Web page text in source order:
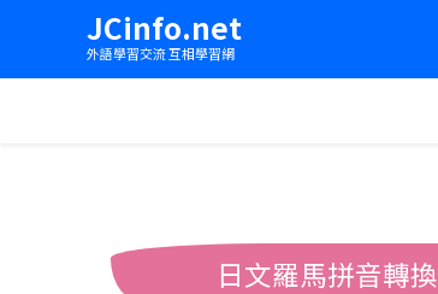
JCinfo.net
外語學習交流 互相學習網
日文羅馬拼音轉換